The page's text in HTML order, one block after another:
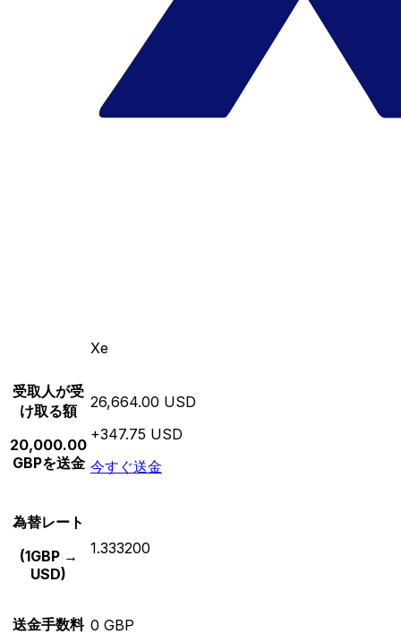
Xe
受取人が受
け取る額
20,000.00
GBPを送金
26,664.00 USD
+347.75 USD
今すぐ送金
為替レート
(1GBP →
USD)
1.333200
送金手数料 0 GBP